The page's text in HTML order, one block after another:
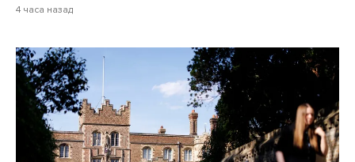
4 часа назад